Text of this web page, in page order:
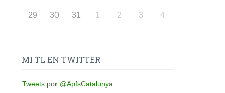
29 30 31 1 2 3 4
MI TL EN TWITTER
Tweets por @ApfsCatalunya